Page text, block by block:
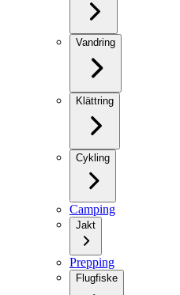
Vandring
Klättring
Cykling
Camping
Jakt
Prepping
Flugfiske